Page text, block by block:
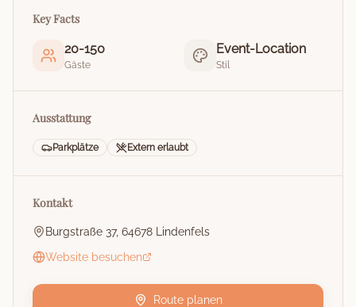
Key Facts
20-150
Gäste
Event-Location
Stil
Ausstattung
Parkplätze Extern erlaubt
Kontakt
Burgstraße 37, 64678 Lindenfels
Website besuchen
Route planen